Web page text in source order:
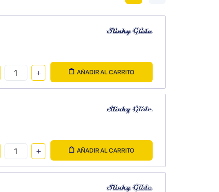
AÑADIR AL CARRITO
AÑADIR AL CARRITO